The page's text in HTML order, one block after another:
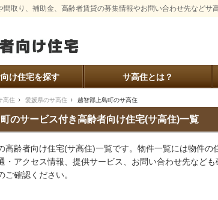
取り、補助金、高齢者賃貸の募集情報やお問い合わせ先などサ
け住宅を探す サ高住とは？
高住 愛媛県のサ高住 越智郡上島町のサ高住
のサービス付き高齢者向け住宅(サ高住)一覧
高齢者向け住宅(サ高住)一覧です。物件一覧には物件の
・アクセス情報、提供サービス、お問い合わせ先など
ご確認ください。